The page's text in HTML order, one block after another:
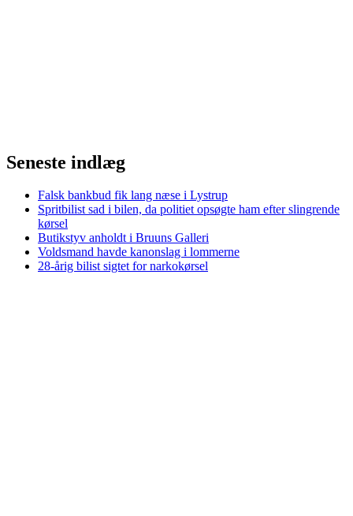
Seneste indlæg
Falsk bankbud fik lang næse i Lystrup
Spritbilist sad i bilen, da politiet opsøgte ham efter slingrende
kørsel
Butikstyv anholdt i Bruuns Galleri
Voldsmand havde kanonslag i lommerne
28-årig bilist sigtet for narkokørsel